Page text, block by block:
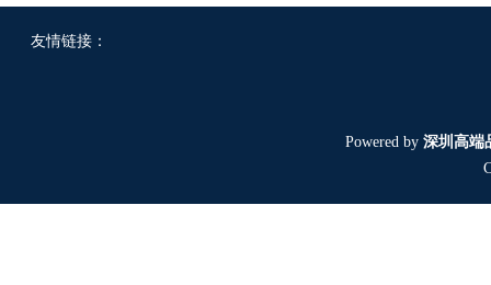
友情链接：
Powered by 深圳高端